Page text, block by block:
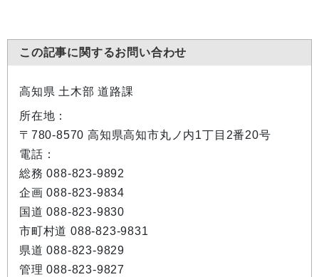
この記事に関するお問い合わせ
高知県 土木部 道路課
所在地：
〒780-8570 高知県高知市丸ノ内1丁目2番20号
電話：
総務 088-823-9892
企画 088-823-9834
国道 088-823-9830
市町村道 088-823-9831
県道 088-823-9829
管理 088-823-9827